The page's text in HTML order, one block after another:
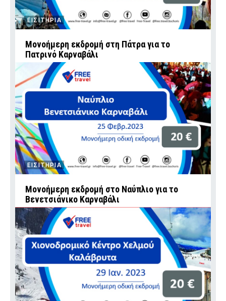
ΕΙΣΙΤΗΡΙΑ
Μονοήμερη εκδρομή στη Πάτρα για το
Πατρινό Καρναβάλι
ΕΙΣΙΤΗΡΙΑ
Mονοήμερη εκδρομή στο Ναύπλιο για το
Βενετσιάνικο Καρναβάλι